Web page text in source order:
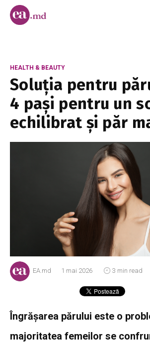
HEALTH & BEAUTY
Soluția pentru
4 pași pentru un
echilibrat și păr
EA.md 1 mai 2026 3 min read
Îngrășarea părului este o
majoritatea femeilor se